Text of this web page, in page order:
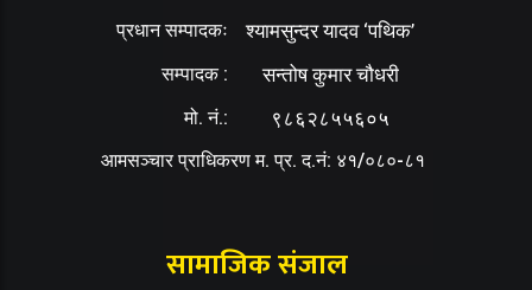
प्रधान सम्पादकः श्यामसुन्दर यादव ‘पथिक’
सम्पादक : सन्तोष कुमार चौधरी
मो. नं.: ९८६२८५५६०५
आमसञ्चार प्राधिकरण म. प्र. द.नं: ४१/०८०-८१
सामाजिक संजाल